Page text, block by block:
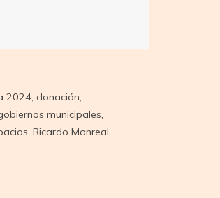
2024, donación,
municipales,
, Ricardo Monreal,